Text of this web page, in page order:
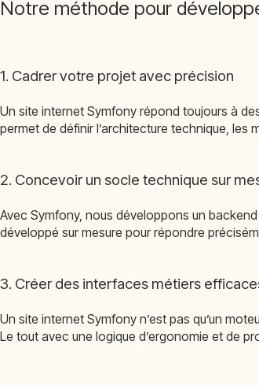
Notre méthode pour
1. Cadrer votre projet avec précision
Un site internet Symfony répond toujours à
permet de définir l’architecture technique,
2. Concevoir un socle technique sur
Avec Symfony, nous développons un
développé sur mesure pour répondre
3. Créer des interfaces métiers
Un site internet Symfony n’est pas qu’un
Le tout avec une logique d’ergonomie et de